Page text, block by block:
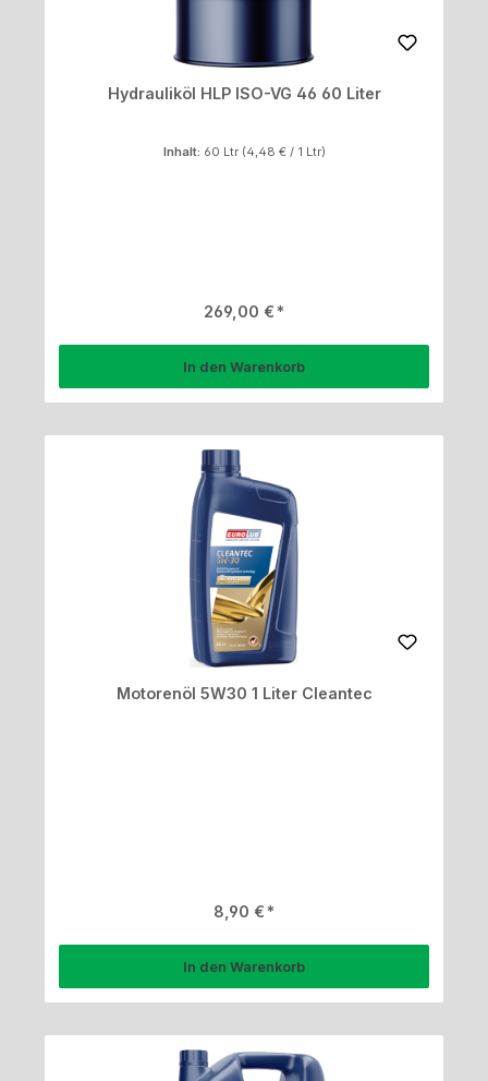
Hydrauliköl HLP ISO-VG 46 60 Liter
Inhalt: 60 Ltr (4,48 € / 1 Ltr)
Regulärer Preis:
269,00 €
In den Warenkorb
Motorenöl 5W30 1 Liter Cleantec
Regulärer Preis:
8,90 €
In den Warenkorb